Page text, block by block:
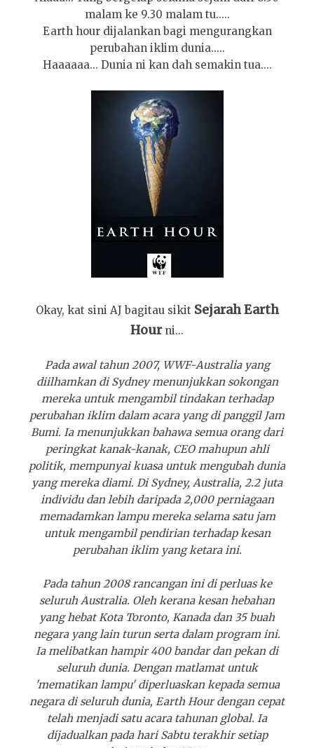
malam ke 9.30 malam tu.....
Earth hour dijalankan bagi mengurangkan
perubahan iklim dunia.....
Haaaaaa... Dunia ni kan dah semakin tua....
Okay, kat sini AJ bagitau sikit Sejarah Earth
Hourni...
Pada awal tahun 2007, WWF-Australia yang
diilhamkan di Sydney menunjukkan sokongan
mereka untuk mengambil tindakan terhadap
perubahan iklim dalam acara yang di panggil Jam
Bumi. Ia menunjukkan bahawa semua orang dari
peringkat kanak-kanak, CEO mahupun ahli
politik, mempunyai kuasa untuk mengubah dunia
yang mereka diami. Di Sydney, Australia, 2.2 juta
individu dan lebih daripada 2,000 perniagaan
memadamkan lampu mereka selama satu jam
untuk mengambil pendirian terhadap kesan
perubahan iklim yang ketara ini.
Pada tahun 2008 rancangan ini di perluas ke
seluruh Australia. Oleh kerana kesan hebahan
yang hebat Kota Toronto, Kanada dan 35 buah
negara yang lain turun serta dalam program ini.
Ia melibatkan hampir 400 bandar dan pekan di
seluruh dunia. Dengan matlamat untuk
'mematikan lampu' diperluaskan kepada semua
negara di seluruh dunia, Earth Hour dengan cepat
telah menjadi satu acara tahunan global. Ia
dijadualkan pada hari Sabtu terakhir setiap